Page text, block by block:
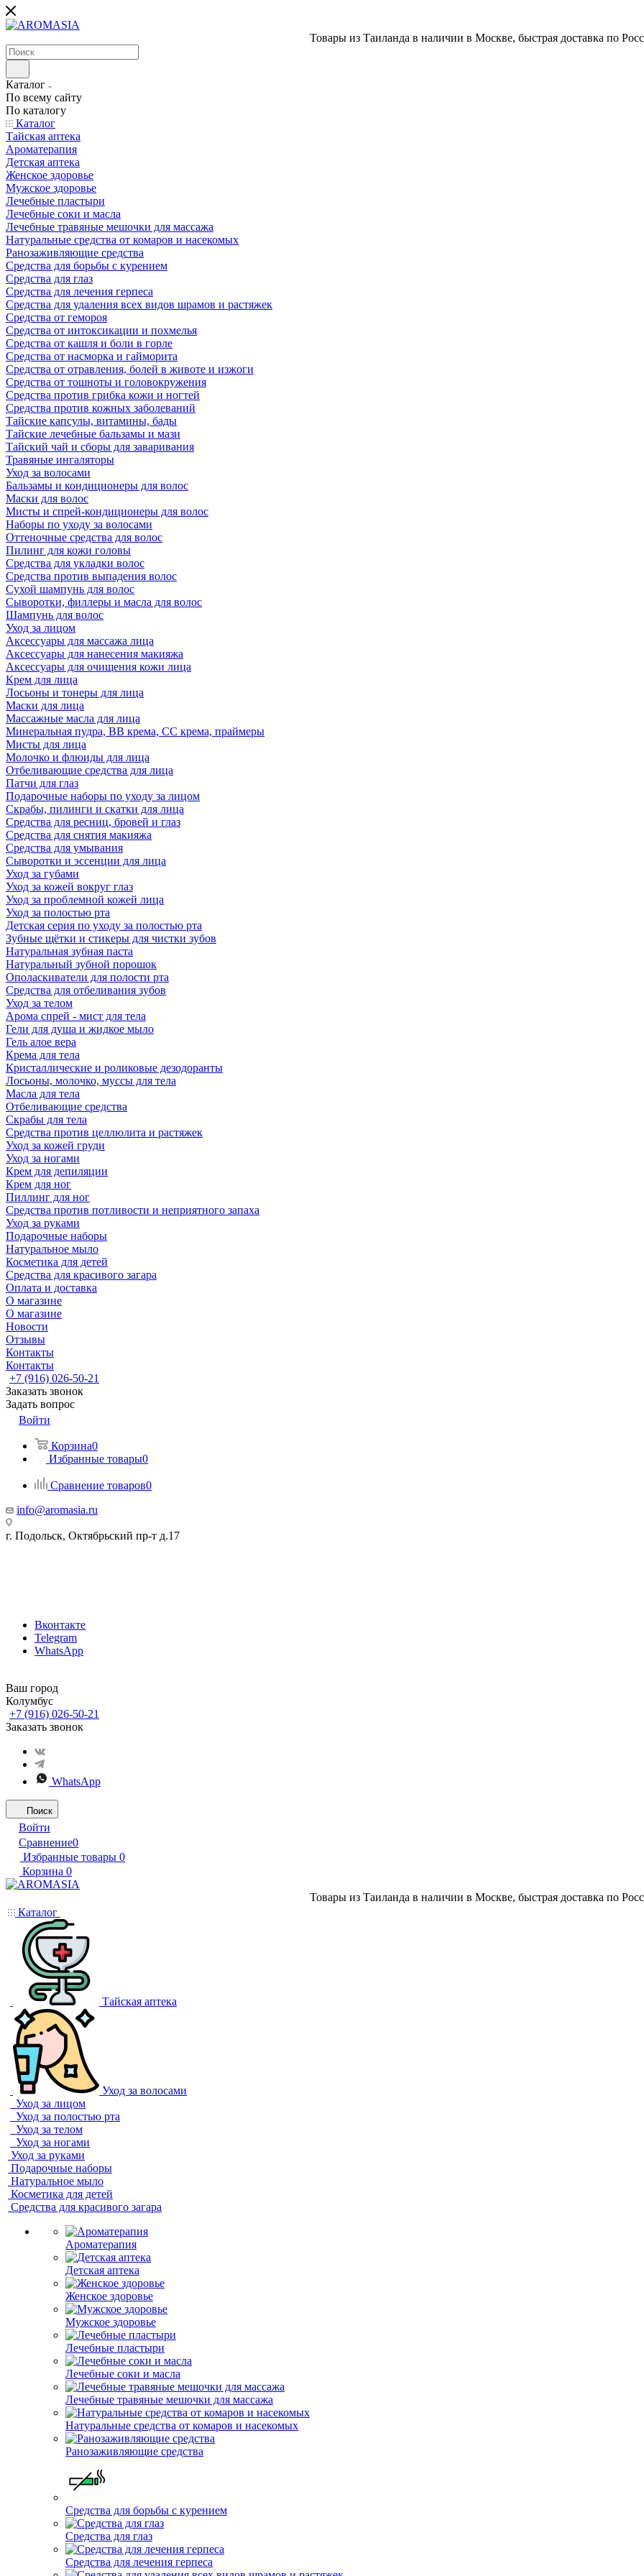
Товары из Таиланда в наличии в Москве, быстрая доставка по
Каталог
По всему сайту
По каталогу
Каталог
Тайская аптека
Ароматерапия
Детская аптека
Женское здоровье
Мужское здоровье
Лечебные пластыри
Лечебные соки и масла
Лечебные травяные мешочки для массажа
Натуральные средства от комаров и насекомых
Ранозаживляющие средства
Средства для борьбы с курением
Средства для глаз
Средства для лечения герпеса
Средства для удаления всех видов шрамов и растяжек
Средства от гемороя
Средства от интоксикации и похмелья
Средства от кашля и боли в горле
Средства от насморка и гайморита
Средства от отравления, болей в животе и изжоги
Средства от тошноты и головокружения
Средства против грибка кожи и ногтей
Средства против кожных заболеваний
Тайские капсулы, витамины, бады
Тайские лечебные бальзамы и мази
Тайский чай и сборы для заваривания
Травяные ингаляторы
Уход за волосами
Бальзамы и кондиционеры для волос
Маски для волос
Мисты и спрей-кондиционеры для волос
Наборы по уходу за волосами
Оттеночные средства для волос
Пилинг для кожи головы
Средства для укладки волос
Средства против выпадения волос
Сухой шампунь для волос
Сыворотки, филлеры и масла для волос
Шампунь для волос
Уход за лицом
Аксессуары для массажа лица
Аксессуары для нанесения макияжа
Аксессуары для очищения кожи лица
Крем для лица
Лосьоны и тонеры для лица
Маски для лица
Массажные масла для лица
Минеральная пудра, BB крема, СС крема, праймеры
Мисты для лица
Молочко и флюиды для лица
Отбеливающие средства для лица
Патчи для глаз
Подарочные наборы по уходу за лицом
Скрабы, пилинги и скатки для лица
Средства для ресниц, бровей и глаз
Средства для снятия макияжа
Средства для умывания
Сыворотки и эссенции для лица
Уход за губами
Уход за кожей вокруг глаз
Уход за проблемной кожей лица
Уход за полостью рта
Детская серия по уходу за полостью рта
Зубные щётки и стикеры для чистки зубов
Натуральная зубная паста
Натуральный зубной порошок
Ополаскиватели для полости рта
Средства для отбеливания зубов
Уход за телом
Арома спрей - мист для тела
Гели для душа и жидкое мыло
Гель алое вера
Крема для тела
Кристаллические и роликовые дезодоранты
Лосьоны, молочко, муссы для тела
Масла для тела
Отбеливающие средства
Скрабы для тела
Средства против целлюлита и растяжек
Уход за кожей груди
Уход за ногами
Крем для депиляции
Крем для ног
Пиллинг для ног
Средства против потливости и неприятного запаха
Уход за руками
Подарочные наборы
Натуральное мыло
Косметика для детей
Средства для красивого загара
Оплата и доставка
О магазине
О магазине
Новости
Отзывы
Контакты
Контакты
+7 (916) 026-50-21
Заказать звонок
Задать вопрос
Войти
Корзина0
Избранные товары0
Сравнение товаров0
info@aromasia.ru
г. Подольск, Октябрьский пр-т д.17
Вконтакте
Telegram
WhatsApp
Ваш город
Колумбус
+7 (916) 026-50-21
Заказать звонок
WhatsApp
Поиск
Войти
Сравнение0
Избранные товары 0
Корзина 0
Товары из Таиланда в наличии в Москве, быстрая доставка по
Каталог
Тайская аптека
Уход за волосами
Уход за лицом
Уход за полостью рта
Уход за телом
Уход за ногами
Уход за руками
Подарочные наборы
Натуральное мыло
Косметика для детей
Средства для красивого загара
Ароматерапия
Детская аптека
Женское здоровье
Мужское здоровье
Лечебные пластыри
Лечебные соки и масла
Лечебные травяные мешочки для массажа
Натуральные средства от комаров и насекомых
Ранозаживляющие средства
Средства для борьбы с курением
Средства для глаз
Средства для лечения герпеса